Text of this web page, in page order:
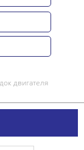
двигателя